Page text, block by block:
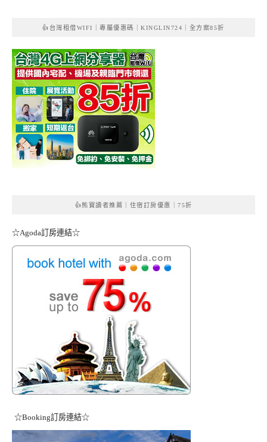
👍台灣租借WIFI｜專屬優惠碼｜KINGLIN724｜全方案85折
👍熊寶讀者推薦｜住宿訂房優惠｜75折
☆Agoda訂房連結☆
☆Booking訂房連結☆